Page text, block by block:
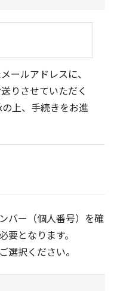
ールアドレスに、
りさせていただく
上、手続きをお進
バー（個人番号）を確
となります。
選択ください。